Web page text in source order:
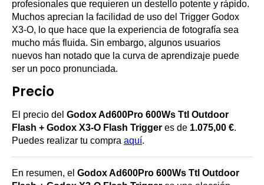
profesionales que requieren un destello potente y rápido.
Muchos aprecian la facilidad de uso del Trigger Godox
X3-O, lo que hace que la experiencia de fotografía sea
mucho más fluida. Sin embargo, algunos usuarios
nuevos han notado que la curva de aprendizaje puede
ser un poco pronunciada.
Precio
El precio del Godox Ad600Pro 600Ws Ttl Outdoor
Flash + Godox X3-O Flash Trigger es de 1.075,00 €.
Puedes realizar tu compra aquí.
En resumen, el Godox Ad600Pro 600Ws Ttl Outdoor